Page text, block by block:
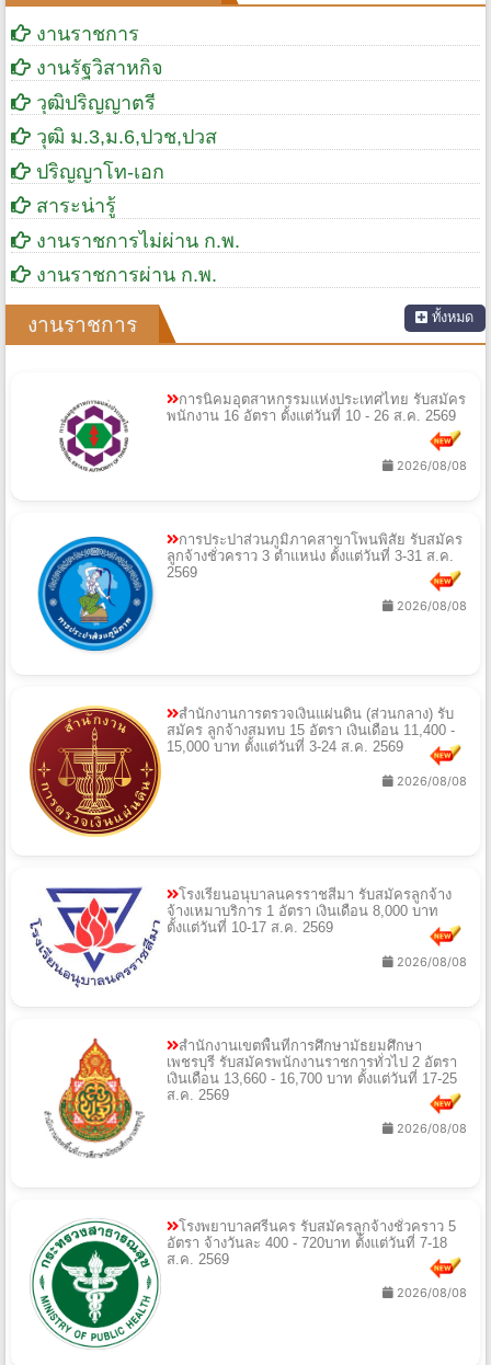
งานราชการ
งานรัฐวิสาหกิจ
วุฒิปริญญาตรี
วุฒิ ม.3,ม.6,ปวช,ปวส
ปริญญาโท-เอก
สาระน่ารู้
งานราชการไม่ผ่าน ก.พ.
งานราชการผ่าน ก.พ.
งานราชการ ทั้งหมด
การนิคมอุตสาหกรรมแห่งประเทศไทย รับสมัคร
พนักงาน 16 อัตรา ตั้งแต่วันที่ 10 - 26 ส.ค. 2569
2026/08/08
การประปาส่วนภูมิภาคสาขาโพนพิสัย รับสมัคร
ลูกจ้างชั่วคราว 3 ตำแหน่ง ตั้งแต่วันที่ 3-31 ส.ค.
2569
2026/08/08
สำนักงานการตรวจเงินแผ่นดิน (ส่วนกลาง) รับ
สมัคร ลูกจ้างสมทบ 15 อัตรา เงินเดือน 11,400 -
15,000 บาท ตั้งแต่วันที่ 3-24 ส.ค. 2569
2026/08/08
โรงเรียนอนุบาลนครราชสีมา รับสมัครลูกจ้าง
จ้างเหมาบริการ 1 อัตรา เงินเดือน 8,000 บาท
ตั้งแต่วันที่ 10-17 ส.ค. 2569
2026/08/08
สำนักงานเขตพื้นที่การศึกษามัธยมศึกษา
เพชรบุรี รับสมัครพนักงานราชการทั่วไป 2 อัตรา
เงินเดือน 13,660 - 16,700 บาท ตั้งแต่วันที่ 17-25
ส.ค. 2569
2026/08/08
โรงพยาบาลศรีนคร รับสมัครลูกจ้างชั่วคราว 5
อัตรา จ้างวันละ 400 - 720บาท ตั้งแต่วันที่ 7-18
ส.ค. 2569
2026/08/08